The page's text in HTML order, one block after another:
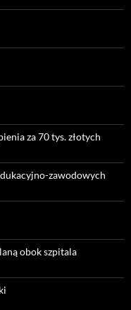
za 70 tys. złotych
zawodowych
obok szpitala